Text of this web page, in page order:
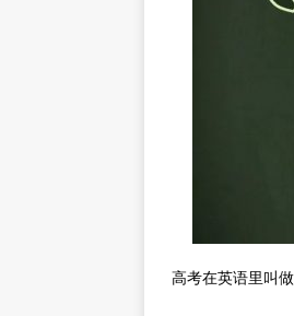
高考在英语里叫做